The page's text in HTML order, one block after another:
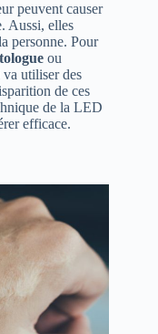
peuvent causer
Aussi, elles
personne. Pour
ou
utiliser des
de ces
de la LED
efficace.